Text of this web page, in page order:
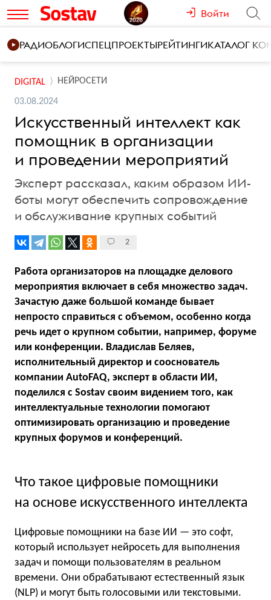
Войти
РАДИОБЛОГИСПЕЦПРОЕКТЫРЕЙТИНГИКАТАЛОГ
DIGITAL НЕЙРОСЕТИ
03.08.2024
Искусственный интеллект как
помощник в организации
и проведении мероприятий
Эксперт рассказал, каким образом ИИ-
боты могут обеспечить сопровождение
и обслуживание крупных событий
2
Работа организаторов на площадке делового
мероприятия включает в себя множество задач.
Зачастую даже большой команде бывает
непросто справиться с объемом, особенно когда
речь идет о крупном событии, например, форуме
или конференции. Владислав Беляев,
исполнительный директор и сооснователь
компании AutoFAQ, эксперт в области ИИ,
поделился с Sostav своим видением того, как
интеллектуальные технологии помогают
оптимизировать организацию и проведение
крупных форумов и конференций.
Что такое цифровые помощники
на основе искусственного интеллекта
Цифровые помощники на базе ИИ — это софт,
который использует нейросеть для выполнения
задач и помощи пользователям в реальном
времени. Они обрабатывают естественный язык
(NLP) и могут быть голосовыми или текстовыми.